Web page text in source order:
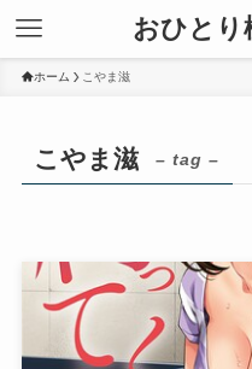
おひとり
ホーム こやま滋
こやま滋 – tag –